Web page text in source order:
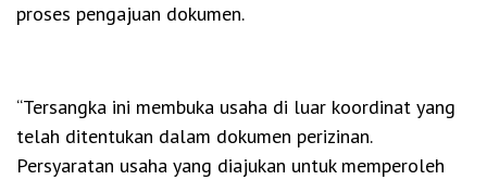
proses pengajuan dokumen.
“Tersangka ini membuka usaha di luar koordinat yang
telah ditentukan dalam dokumen perizinan.
Persyaratan usaha yang diajukan untuk memperoleh